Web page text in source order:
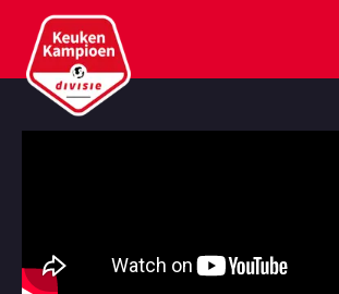
Keuken Kampioen Divisie